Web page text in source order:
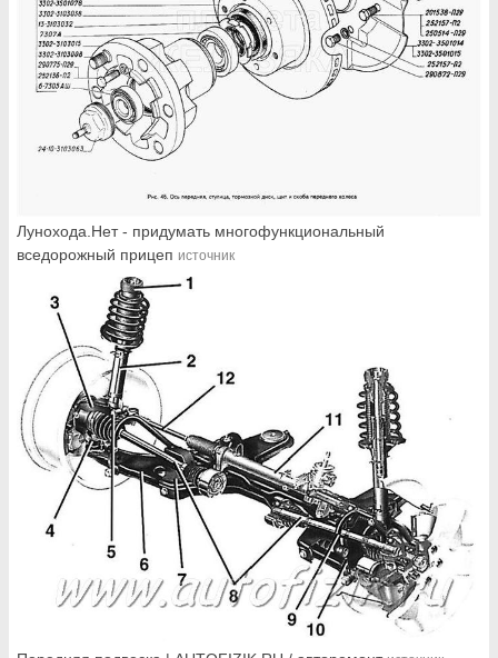
Лунохода.Нет - придумать многофункциональный
вседорожный прицеп источник